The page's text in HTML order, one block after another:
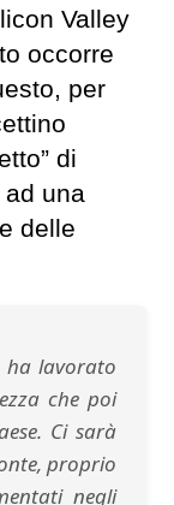
Valley
occorre
per
di
ad una
delle
ha lavorato
che poi
Ci sarà
proprio
negli